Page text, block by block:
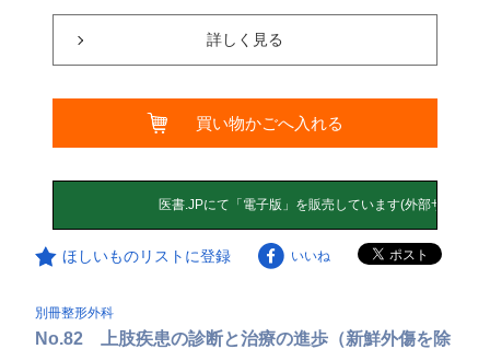
詳しく見る
買い物かごへ入れる
ほしいものリストに登録 いいね
別冊整形外科
No.82 上肢疾患の診断と治療の進歩（新鮮外傷を除